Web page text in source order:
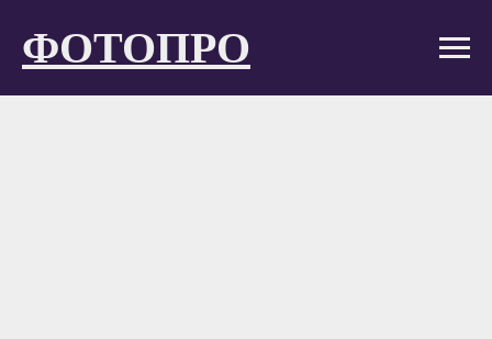
ФОТОПРО